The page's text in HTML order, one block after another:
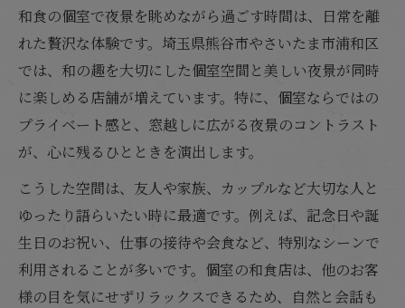
和食個室で味わう夜景の特別な雰囲気
記念日なら和食個室で夜景を楽しむ
和食個室で迎える記念日の夜景体験
和食個室は記念日にふさわしい空間
和食個室で叶う思い出深い夜景の演出
和食個室の夜景が記念日に与える印象
和食個室で大切な人と過ごす夜景時間
熊谷市や浦和区の和食個室選び実践法
和食個室選びで注目すべき夜景の条件
和食個室の夜景が楽しめる店舗の探し方
和食の個室で夜景を眺めながら過ごす時間は、日常を離
れた贅沢な体験です。埼玉県熊谷市やさいたま市浦和区
では、和の趣を大切にした個室空間と美しい夜景が同時
に楽しめる店舗が増えています。特に、個室ならではの
プライベート感と、窓越しに広がる夜景のコントラスト
が、心に残るひとときを演出します。
こうした空間は、友人や家族、カップルなど大切な人と
ゆったり語らいたい時に最適です。例えば、記念日や誕
生日のお祝い、仕事の接待や会食など、特別なシーンで
利用されることが多いです。個室の和食店は、他のお客
様の目を気にせずリラックスできるため、自然と会話も